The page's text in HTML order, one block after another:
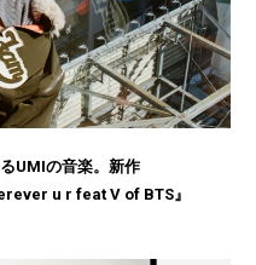
UMIの音楽。新作
u r feat V of BTS』